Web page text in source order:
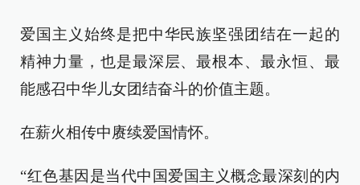
爱国主义始终是把中华民族坚强团结在一起的
精神力量，也是最深层、最根本、最永恒、最
能感召中华儿女团结奋斗的价值主题。
在薪火相传中赓续爱国情怀。
“红色基因是当代中国爱国主义概念最深刻的内